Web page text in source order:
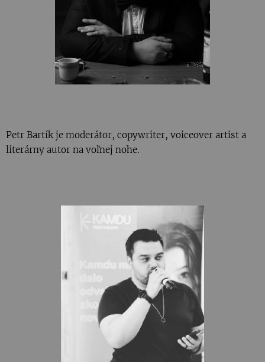
Petr Bartík je moderátor, copywriter, voiceover artist a
literárny autor na voľnej nohe.